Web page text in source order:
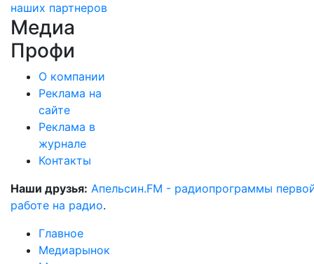
наших партнеров
Медиа
Профи
О компании
Реклама на
сайте
Реклама в
журнале
Контакты
Наши друзья: Апельсин.FM - радиопрограммы
работе на радио.
Главное
Медиарынок